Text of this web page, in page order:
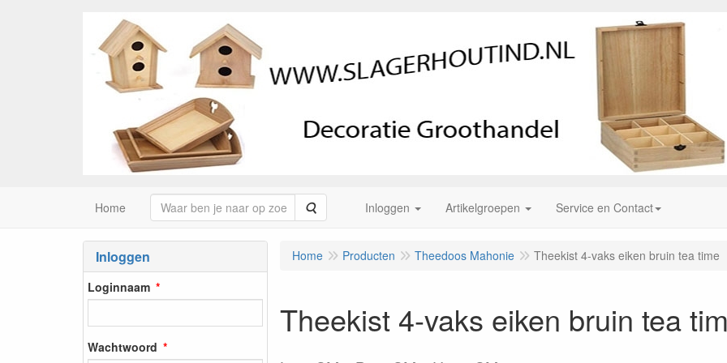
Home Zoeken Inloggen Artikelgroepen Service en Contact
Inloggen
Loginnaam
Wachtwoord
Home Producten Theedoos Mahonie Theekist 4-vaks eiken bruin tea time
Theekist 4-vaks eiken bruin tea